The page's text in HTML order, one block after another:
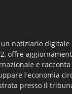
un notiziario
offre
e
l'economia
presso il